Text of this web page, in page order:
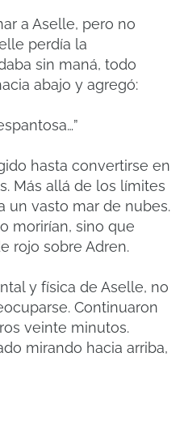
a Aselle, pero no
perdía la
sin maná, todo
abajo y agregó:
hasta convertirse en
Más allá de los límites
un vasto mar de nubes.
morirían, sino que
rojo sobre Adren.
y física de Aselle, no
Continuaron
veinte minutos.
mirando hacia arriba,